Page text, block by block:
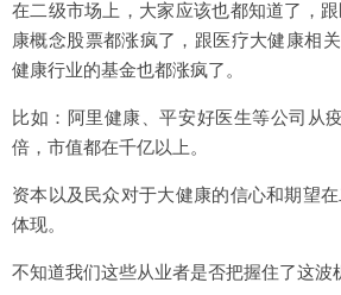
在二级市场上，大家应该也都知道了，
康概念股票都涨疯了，跟医疗大健康相
健康行业的基金也都涨疯了。
比如：阿里健康、平安好医生等公司从
倍，市值都在千亿以上。
资本以及民众对于大健康的信心和期望
体现。
不知道我们这些从业者是否把握住了这波